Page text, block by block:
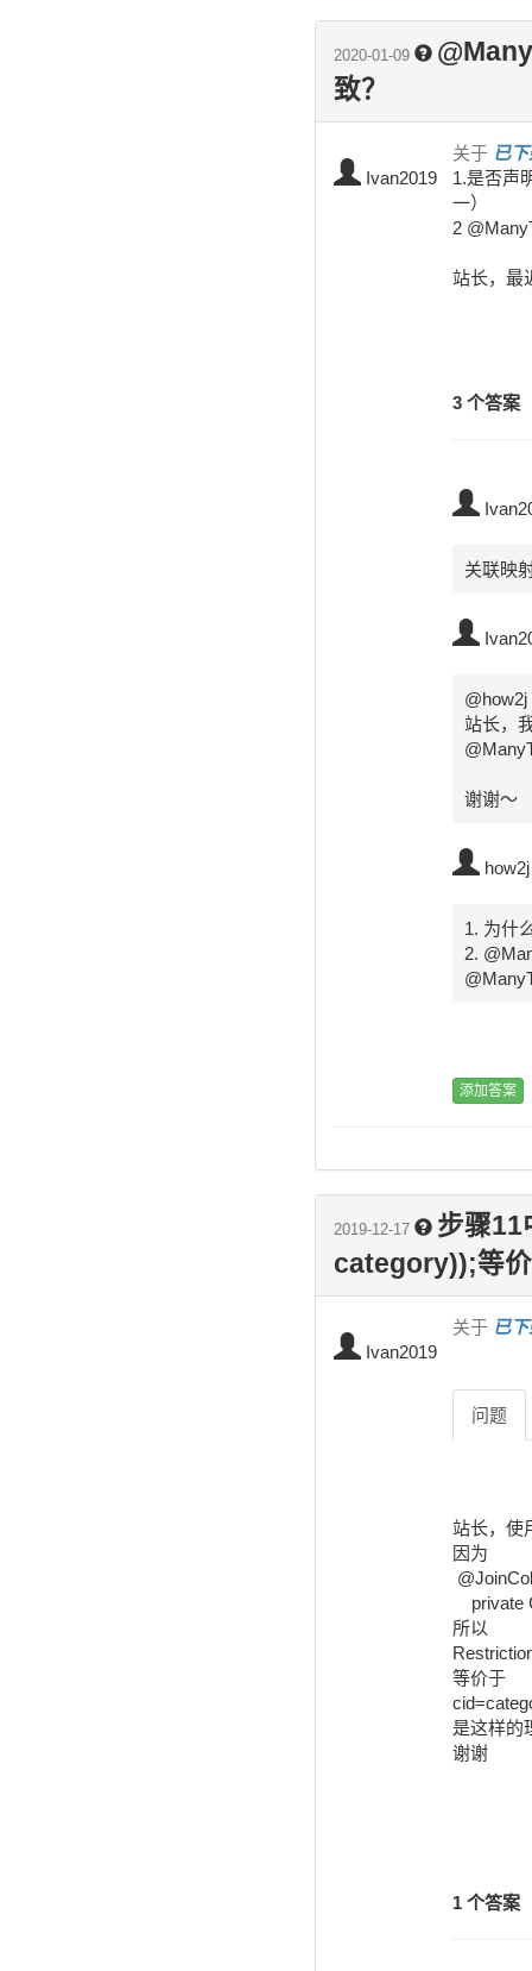
2020-01-09
致？
Ivan2019
关于 已
1.是否声
一）
2
站长，最
3 个答案
关联映
@how2j
站长，
谢谢～
how2j
1. 为什
2.
2019-12-17
步骤
category));等
Ivan2019
关于 已
问题
站长，使
因为
所以
等价于
是这样的
谢谢
1 个答案